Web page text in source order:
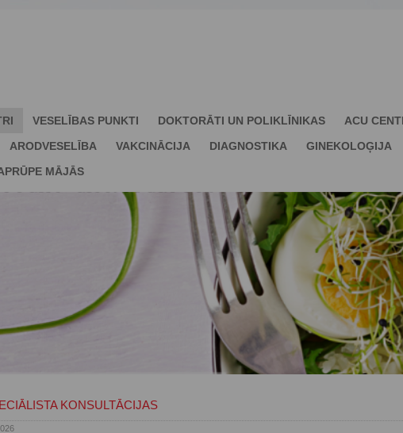
VESELĪBAS PUNKTI DOKTORĀTI UN POLIKLĪNIKAS
ACU
ARODVESELĪBA VAKCINĀCIJA DIAGNOSTIKA
GINEKOLOĢIJA
MĀJĀS
KONSULTĀCIJAS